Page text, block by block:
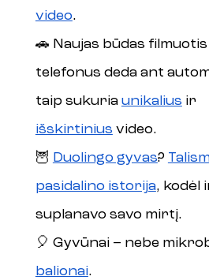
video.
🚗 Naujas būdas
telefonus deda ant
taip sukuria unikalius ir
išskirtinius video.
🦉 Duolingo gyvas?
pasidalino istorija, kodėl
suplanavo savo mirtį.
🎈 Gyvūnai – nebe
balionai.